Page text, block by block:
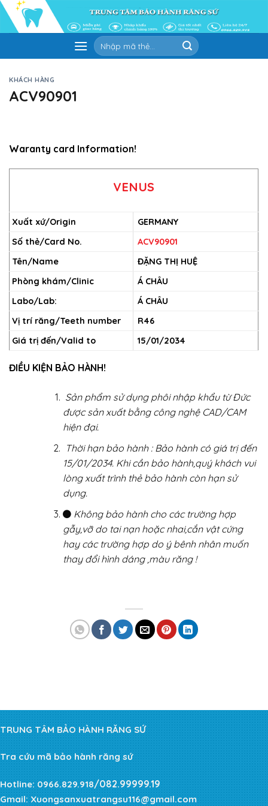
Skip
content
Tìm
kiếm:
KHÁCH HÀNG
ACV90901
Waranty card Information!
VENUS
Xuất xứ/Origin
GERMANY
Số thẻ/Card No.
ACV90901
Tên/Name
ĐẶNG THỊ HUỆ
Phòng khám/Clinic
Á CHÂU
Labo/Lab:
Á CHÂU
Vị trí răng/Teeth number
R46
Giá trị đến/Valid to
15/01/2034
ĐIỀU KIỆN BẢO HÀNH!
Sản phẩm sử dụng phôi nhập khẩu từ Đức
được sản xuất bằng công nghệ CAD/CAM
hiện đại.
Thời hạn bảo hành : Bảo hành có giá trị đến
15/01/2034. Khi cần bảo hành,quý khách vui
lòng xuất trình thẻ bảo hành còn hạn sử
dụng.
Không bảo hành cho các trường hợp
gẫy,vỡ do tai nạn hoặc nhai,cắn vật cứng
hay các trường hợp do ý bênh nhân muốn
thay đổi hình dáng ,màu răng !
TRUNG TÂM BẢO HÀNH RĂNG SỨ
Tra cứu mã bảo hành răng sứ
Hotline: 0966.829.918/082.99999.19
Gmail: Xuongsanxuatrangsu116@gmail.com